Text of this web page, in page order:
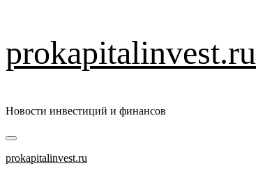
к
содержимому
prokapitalinvest.ru
Новости инвестиций и финансов
Основное
меню
prokapitalinvest.ru